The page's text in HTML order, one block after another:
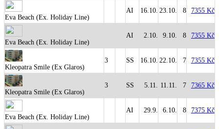
Eva Beach (Ex. Holiday Line)
AI 16.10. 23.10. 8 7355 Kč
Eva Beach (Ex. Holiday Line)
AI 2.10. 9.10. 8 7355 Kč
Kleopatra Smile (Ex Glaros)
3 SS 16.10. 22.10. 7 7355 Kč
Kleopatra Smile (Ex Glaros)
3 SS 5.11. 11.11. 7 7365 Kč
Eva Beach (Ex. Holiday Line)
AI 29.9. 6.10. 8 7375 Kč